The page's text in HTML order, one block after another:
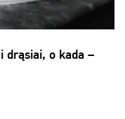
drąsiai, o kada –